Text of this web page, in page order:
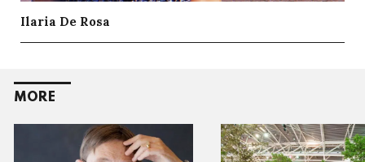
Ilaria De Rosa
MORE